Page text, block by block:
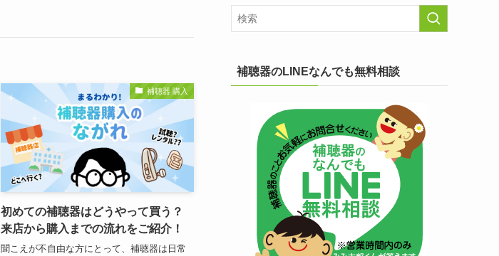
補聴器 購入
初めての補聴器はどうやって買う？
来店から購入までの流れをご紹介！
聞こえが不自由な方にとって、補聴器は日常
補聴器のLINEなんでも無料相談